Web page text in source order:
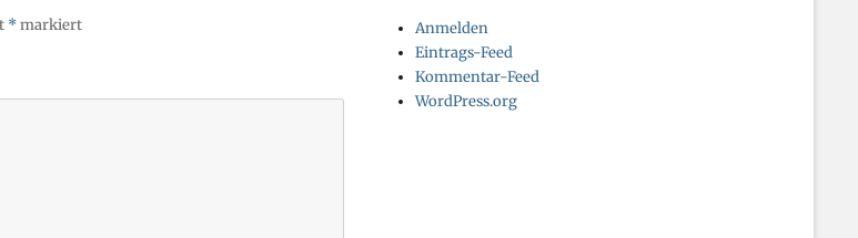
*markiert
Anmelden
Eintrags-Feed
Kommentar-Feed
WordPress.org